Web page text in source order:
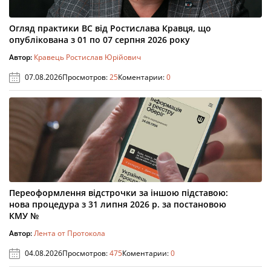
Огляд практики ВС від Ростислава Кравця, що
опублікована з 01 по 07 серпня 2026 року
Автор: Кравець Ростислав Юрійович
07.08.2026Просмотров:25Коментарии:0
Переоформлення відстрочки за іншою підставою:
нова процедура з 31 липня 2026 р. за постановою
КМУ №
Автор:Лента от Протокола
04.08.2026Просмотров:475Коментарии:0